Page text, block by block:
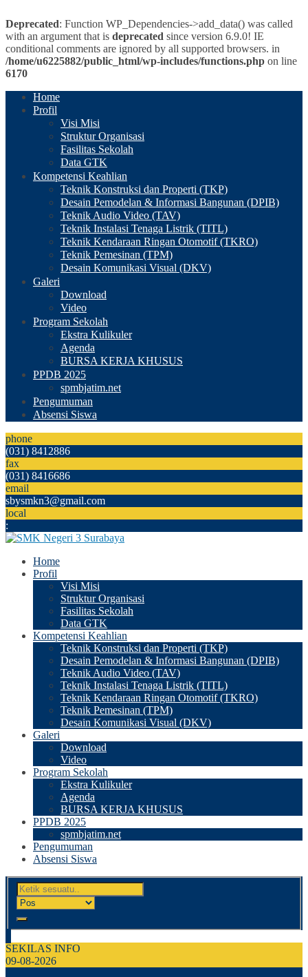
Deprecated: Function WP_Dependencies->add_data() was called
with an argument that is deprecated since version 6.9.0! IE
conditional comments are ignored by all supported browsers. in
/home/u6225882/public_html/wp-includes/functions.php on line
6170
Home
Profil
Visi Misi
Struktur Organisasi
Fasilitas Sekolah
Data GTK
Kompetensi Keahlian
Teknik Konstruksi dan Properti (TKP)
Desain Pemodelan & Informasi Bangunan (DPIB)
Teknik Audio Video (TAV)
Teknik Instalasi Tenaga Listrik (TITL)
Teknik Kendaraan Ringan Otomotif (TKRO)
Teknik Pemesinan (TPM)
Desain Komunikasi Visual (DKV)
Galeri
Download
Video
Program Sekolah
Ekstra Kulikuler
Agenda
BURSA KERJA KHUSUS
PPDB 2025
spmbjatim.net
Pengumuman
Absensi Siswa
phone
(031) 8412886
fax
(031) 8416686
email
sbysmkn3@gmail.com
local
:
Home
Profil
Visi Misi
Struktur Organisasi
Fasilitas Sekolah
Data GTK
Kompetensi Keahlian
Teknik Konstruksi dan Properti (TKP)
Desain Pemodelan & Informasi Bangunan (DPIB)
Teknik Audio Video (TAV)
Teknik Instalasi Tenaga Listrik (TITL)
Teknik Kendaraan Ringan Otomotif (TKRO)
Teknik Pemesinan (TPM)
Desain Komunikasi Visual (DKV)
Galeri
Download
Video
Program Sekolah
Ekstra Kulikuler
Agenda
BURSA KERJA KHUSUS
PPDB 2025
spmbjatim.net
Pengumuman
Absensi Siswa
SEKILAS INFO
09-08-2026